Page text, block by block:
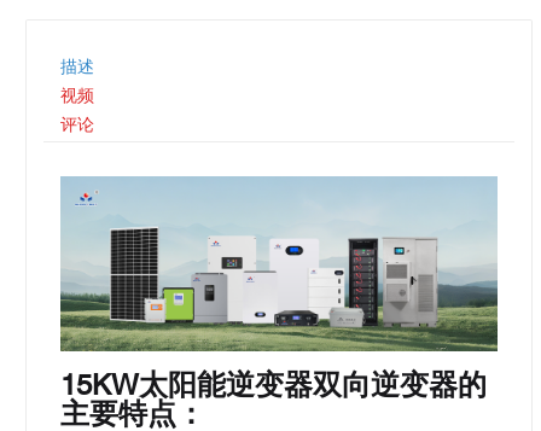
描述
视频
评论
15KW太阳能逆变器双向逆变器的
主要特点：